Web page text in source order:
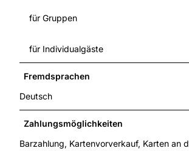
für Gruppen
für Individualgäste
Fremdsprachen
Deutsch
Zahlungsmöglichkeiten
Barzahlung, Kartenvorverkauf, Karten an